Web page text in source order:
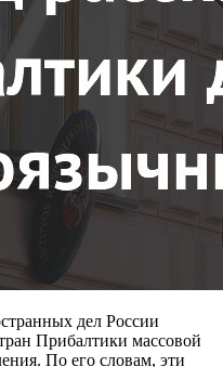
дел России
Прибалтики массовой
По его словам, эти